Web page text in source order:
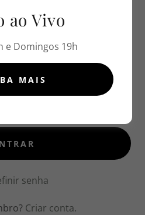
que você tem acesso.
senha
Criar conta.
ao Vivo
e Domingos 19h
MAIS